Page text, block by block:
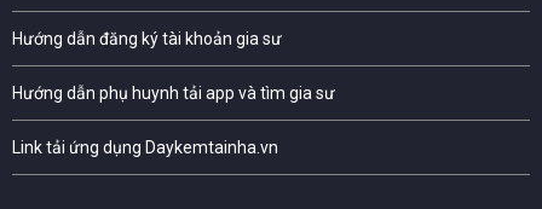
Hướng dẫn đăng ký tài khoản gia sư
Hướng dẫn phụ huynh tải app và tìm gia sư
Link tải ứng dụng Daykemtainha.vn